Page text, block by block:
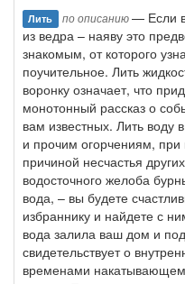
Лить по описанию— Если
из ведра – наяву это
знакомым, от которого
поучительное. Лить
воронку означает, что
монотонный рассказ о
вам известных. Лить воду
и прочим огорчениям,
причиной несчастья
водосточного желоба
вода, – вы будете
избраннику и найдете с
вода залила ваш дом и
свидетельствует о
временами накатывающем